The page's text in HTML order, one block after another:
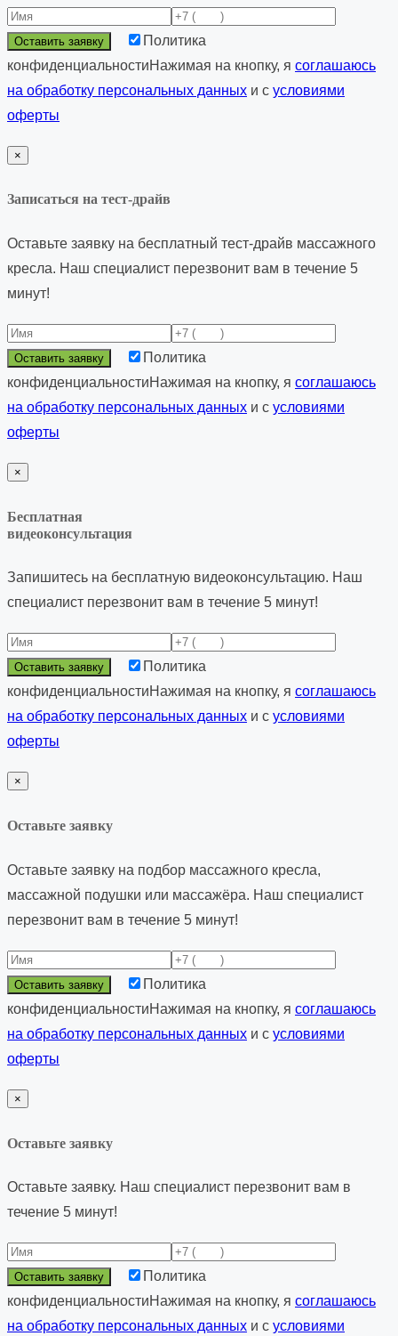
Политика
конфиденциальностиНажимая на кнопку, я соглашаюсь
на обработку персональных данных и с условиями
оферты
×
Записаться на тест-драйв
Оставьте заявку на бесплатный тест-драйв массажного
кресла. Наш специалист перезвонит вам в течение 5
минут!
Политика
конфиденциальностиНажимая на кнопку, я соглашаюсь
на обработку персональных данных и с условиями
оферты
×
Бесплатная
видеоконсультация
Запишитесь на бесплатную видеоконсультацию. Наш
специалист перезвонит вам в течение 5 минут!
Политика
конфиденциальностиНажимая на кнопку, я соглашаюсь
на обработку персональных данных и с условиями
оферты
×
Оставьте заявку
Оставьте заявку на подбор массажного кресла,
массажной подушки или массажёра. Наш специалист
перезвонит вам в течение 5 минут!
Политика
конфиденциальностиНажимая на кнопку, я соглашаюсь
на обработку персональных данных и с условиями
оферты
×
Оставьте заявку
Оставьте заявку. Наш специалист перезвонит вам в
течение 5 минут!
Политика
конфиденциальностиНажимая на кнопку, я соглашаюсь
на обработку персональных данных и с условиями